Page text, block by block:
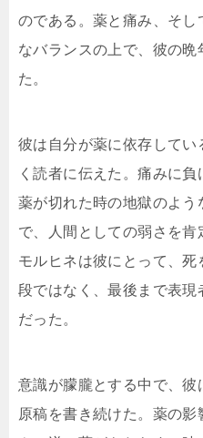
のである。薬と痛み、そ
なバランスの上で、彼の
た。
彼は自分が薬に依存して
く読者に伝えた。痛みに負
薬が切れた時の地獄のよう
で、人間としての弱さを肯
モルヒネは彼にとって、
段ではなく、最後まで表
だった。
意識が朦朧とする中で、彼
原稿を書き続けた。薬の